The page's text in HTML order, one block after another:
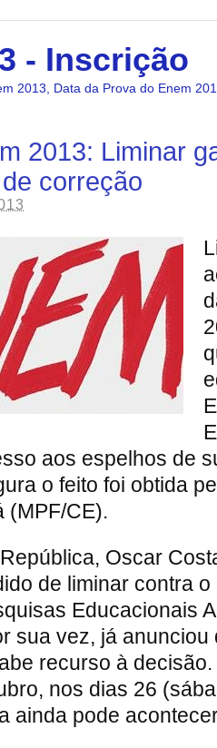
- Inscrição
2013, Data da Prova do Enem
2013: Liminar
correção
aos espelhos de
o feito foi obtida
(MPF/CE).
Oscar
de liminar contra
Educacionais
sua vez, já anunciou
recurso à
nos dias 26
ainda pode